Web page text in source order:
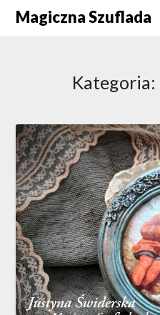
SkipMagiczna Szuflada
Kategoria: